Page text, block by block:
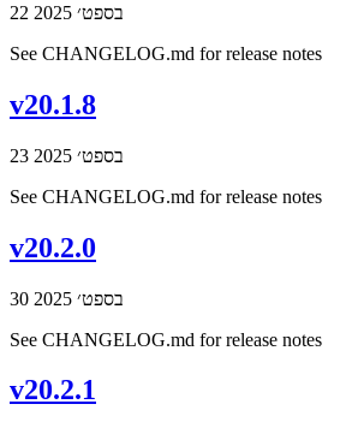
22 בספט׳ 2025
See CHANGELOG.md for release notes
v20.1.8
23 בספט׳ 2025
See CHANGELOG.md for release notes
v20.2.0
30 בספט׳ 2025
See CHANGELOG.md for release notes
v20.2.1